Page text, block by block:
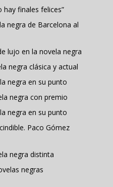
hay finales felices”
negra de Barcelona al
lujo en la novela negra
negra clásica y actual
negra en su punto
negra con premio
negra en su punto
Paco Gómez
negra distinta
negras